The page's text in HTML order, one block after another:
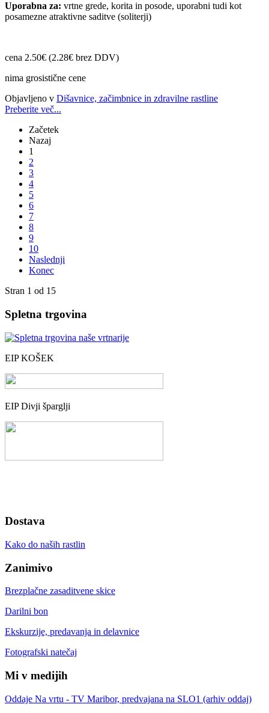
Uporabna za: vrtne grede, korita in posode, uporabni tudi kot
posamezne atraktivne saditve (soliterji)
cena 2.50€ (2.28€ brez DDV)
nima grosistične cene
Objavljeno v Dišavnice, začimbnice in zdravilne rastline
Preberite več...
Začetek
Nazaj
1
2
3
4
5
6
7
8
9
10
Naslednji
Konec
Stran 1 od 15
Spletna trgovina
EIP KOŠEK
EIP Divji šparglji
Dostava
Kako do naših rastlin
Zanimivo
Brezplačne zasaditvene skice
Darilni bon
Ekskurzije, predavanja in delavnice
Fotografski natečaj
Mi v medijih
Oddaje Na vrtu - TV Maribor, predvajana na SLO1 (arhiv oddaj)